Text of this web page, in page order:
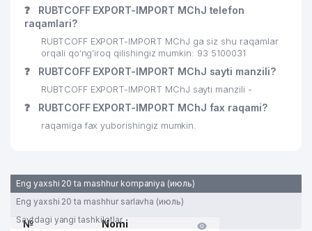
❓
RUBTCOFF EXPORT-IMPORT MChJ telefon
raqamlari?
RUBTCOFF EXPORT-IMPORT MChJ ga siz shu raqamlar
orqali qo’ng’iroq qilishingiz mumkin: 93 5100031
❓ RUBTCOFF EXPORT-IMPORT MChJ sayti manzili?
RUBTCOFF EXPORT-IMPORT MChJ sayti manzili -
❓ RUBTCOFF EXPORT-IMPORT MChJ fax raqami?
raqamiga fax yuborishingiz mumkin.
Eng yaxshi 20 ta mashhur kompaniya (июль)
Eng yaxshi 20 ta mashhur sarlavha (июль)
Saytdagi yangi tashkilotlar
№
Nomi